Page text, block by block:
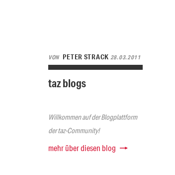
VON PETER STRACK 28.03.2011
taz blogs
Willkommen auf der Blogplattform
der taz-Community!
mehr über diesen blog